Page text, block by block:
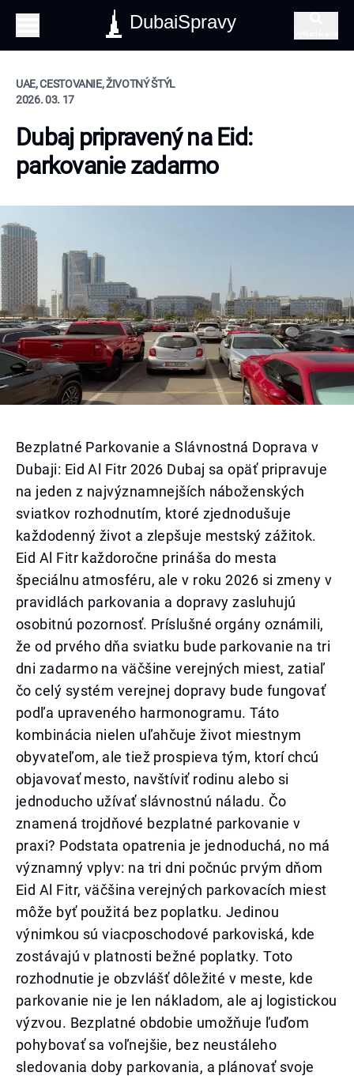
DubaiSpravy
UAE, CESTOVANIE, ŽIVOTNÝ ŠTÝL
2026. 03. 17
Dubaj pripravený na Eid:
parkovanie zadarmo
Bezplatné Parkovanie a Slávnostná Doprava v
Dubaji: Eid Al Fitr 2026 Dubaj sa opäť pripravuje
na jeden z najvýznamnejších náboženských
sviatkov rozhodnutím, ktoré zjednodušuje
každodenný život a zlepšuje mestský zážitok.
Eid Al Fitr každoročne prináša do mesta
špeciálnu atmosféru, ale v roku 2026 si zmeny v
pravidlách parkovania a dopravy zasluhujú
osobitnú pozornosť. Príslušné orgány oznámili,
že od prvého dňa sviatku bude parkovanie na tri
dni zadarmo na väčšine verejných miest, zatiaľ
čo celý systém verejnej dopravy bude fungovať
podľa upraveného harmonogramu. Táto
kombinácia nielen uľahčuje život miestnym
obyvateľom, ale tiež prospieva tým, ktorí chcú
objavovať mesto, navštíviť rodinu alebo si
jednoducho užívať slávnostnú náladu. Čo
znamená trojdňové bezplatné parkovanie v
praxi? Podstata opatrenia je jednoduchá, no má
významný vplyv: na tri dni počnúc prvým dňom
Eid Al Fitr, väčšina verejných parkovacích miest
môže byť použitá bez poplatku. Jedinou
výnimkou sú viacposchodové parkoviská, kde
zostávajú v platnosti bežné poplatky. Toto
rozhodnutie je obzvlášť dôležité v meste, kde
parkovanie nie je len nákladom, ale aj logistickou
výzvou. Bezplatné obdobie umožňuje ľuďom
pohybovať sa voľnejšie, bez neustáleho
sledovania doby parkovania, a plánovať svoje